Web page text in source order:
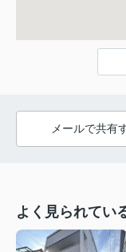
メールで共有
よく見られてい